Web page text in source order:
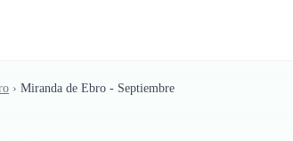
› Miranda de Ebro - Septiembre